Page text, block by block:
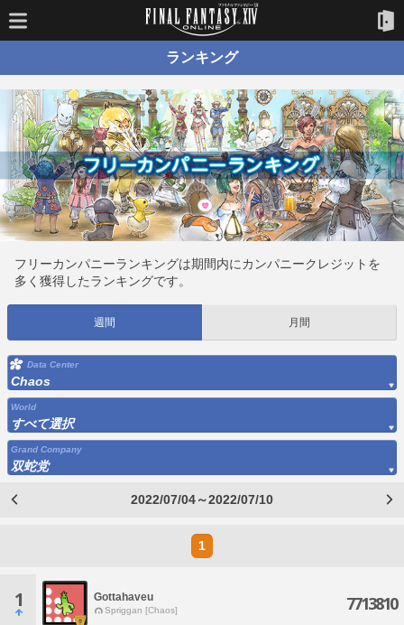
ランキング
フリーカンパニーランキングは期間内にカンパニークレジットを
多く獲得したランキングです。
週間 月間
Data Center
Chaos
World
すべて選択
Grand Company
双蛇党
2022/07/04～2022/07/10
1
1 Gottahaveu
Spriggan [Chaos] 7713810